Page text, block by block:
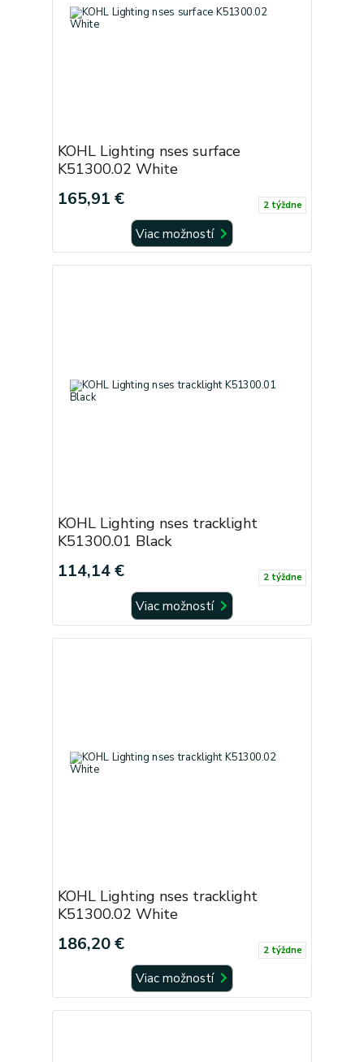
KOHL Lighting nses surface
K51300.02 White
165,91 € 2 týždne
Viac možností
KOHL Lighting nses tracklight
K51300.01 Black
114,14 € 2 týždne
Viac možností
KOHL Lighting nses tracklight
K51300.02 White
186,20 € 2 týždne
Viac možností